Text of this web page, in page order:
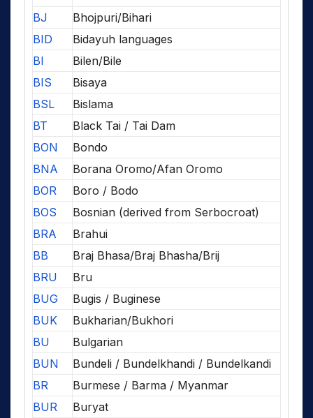
BJ
Bhojpuri/Bihari
BID
Bidayuh languages
BI
Bilen/Bile
BIS
Bisaya
BSL
Bislama
BT
Black Tai / Tai Dam
BON
Bondo
BNA
Borana Oromo/Afan Oromo
BOR
Boro / Bodo
BOS
Bosnian (derived from Serbocroat)
BRA
Brahui
BB
Braj Bhasa/Braj Bhasha/Brij
BRU
Bru
BUG
Bugis / Buginese
BUK
Bukharian/Bukhori
BU
Bulgarian
BUN
Bundeli / Bundelkhandi / Bundelkandi
BR
Burmese / Barma / Myanmar
BUR
Buryat